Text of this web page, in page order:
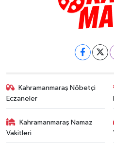
Kahramanmaraş Nöbetçi
Eczaneler
Kahramanmaraş Namaz
Vakitleri